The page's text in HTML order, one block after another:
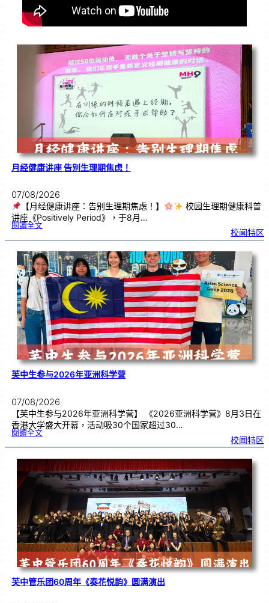
月经健康讲座 告别生理期焦虑！
07/08/2026
【月经健康讲座：告别生理期焦虑！】
校园生理期健康科普
讲座《Positively Period》，于8月…
閱讀全文:月
康
座
告
别
生
理
期
焦
虑
！
校闻特区
芙中生参与2026年亚洲科学营
07/08/2026
【芙中生参与2026年亚洲科学营】 《2026亚洲科学营》8月3日在
香港大学盛大开幕，活动吸30个国家超过30…
閱讀全文:芙
参
2
0
2
6
年
亚
洲科
校闻特区
芙中管乐团60周年《奏花悦韵》圆满演出